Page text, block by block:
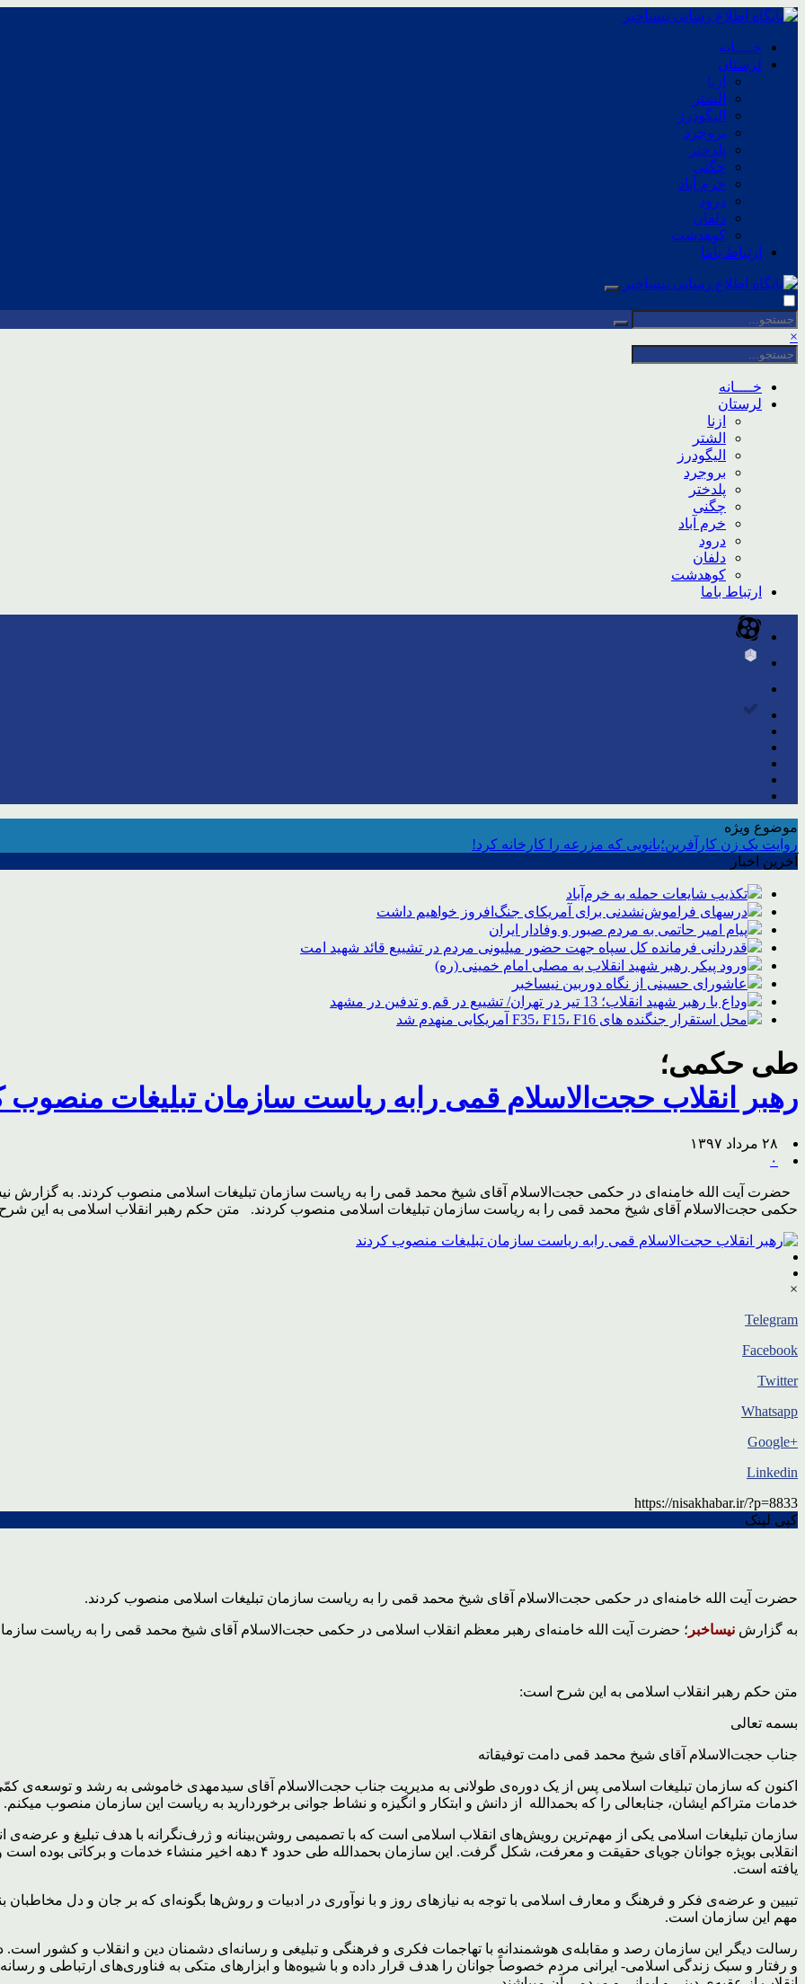
خــــانه
لرستان
ازنا
الشتر
الیگودرز
بروجرد
پلدختر
چگنی
خرم آباد
درود
دلفان
کوهدشت
ارتباط باما
×
خــــانه
لرستان
ازنا
الشتر
الیگودرز
بروجرد
پلدختر
چگنی
خرم آباد
درود
دلفان
کوهدشت
ارتباط باما
موضوع ویژه
روایت یک زن کارآفرین؛بانویی که مزرعه را کارخانه کرد!
آخرین اخبار
تکذیب شایعات حمله به خرم‌آباد
درسهای فراموش‌نشدنی برای آمریکای جنگ‌افروز خواهیم داشت
پیام امیر حاتمی به مردم صبور و وفادار ایران
قدردانی فرمانده کل سپاه جهت حضور میلیونی مردم در تشییع قائد شهید امت
ورود پیکر رهبر شهید انقلاب به مصلی امام خمینی (ره)
عاشورای حسینی از نگاه دوربین نیساخبر
وداع با رهبر شهید انقلاب؛ 13 تیر در تهران/ تشییع در قم و تدفین در مشهد
محل استقرار جنگنده های F35، F15، F16 آمریکایی منهدم شد
طی حکمی؛
رهبر انقلاب حجت‌الاسلام قمی رابه ریاست سازمان تبلیغات منصوب
۲۸ مرداد ۱۳۹۷
۰
حضرت آیت الله خامنه‌ای در حکمی حجت‌الاسلام آقای شیخ محمد قمی را به ریاست سازمان تبلیغات اسلامی منصوب کردند. به گزارش
حکمی حجت‌الاسلام آقای شیخ محمد قمی را به ریاست سازمان تبلیغات اسلامی منصوب کردند. متن حکم رهبر انقلاب اسلامی به این
×
Telegram
Facebook
Twitter
Whatsapp
+Google
Linkedin
https://nisakhabar.ir/?p=8833
کپی لینک
حضرت آیت الله خامنه‌ای در حکمی حجت‌الاسلام آقای شیخ محمد قمی را به ریاست سازمان تبلیغات اسلامی منصوب کردند.
به گزارش نیساخبر ؛ حضرت آیت الله خامنه‌ای رهبر معظم انقلاب اسلامی در حکمی حجت‌الاسلام آقای شیخ محمد قمی را به ریاست
متن حکم رهبر انقلاب اسلامی به این شرح است:
بسمه تعالی
جناب حجت‌الاسلام آقای شیخ محمد قمی دامت توفیقاته
اکنون که سازمان تبلیغات اسلامی پس از یک دوره‌ی طولانی به مدیریت جناب حجت‌الاسلام آقای سیدمهدی خاموشی به رشد و توسعه‌ی
خدمات متراکم ایشان، جنابعالی را که بحمدالله از دانش و ابتکار و انگیزه و نشاط جوانی برخوردارید به ریاست این سازمان منصوب میکنم.
سازمان تبلیغات اسلامی یکی از مهم‌ترین رویش‌های انقلاب اسلامی است که با تصمیمی روشن‌بینانه و ژرف‌نگرانه با هدف تبلیغ و عرضه‌ی
انقلابی بویژه جوانان جویای حقیقت و معرفت، شکل گرفت. این سازمان
یافته است.
تبیین و عرضه‌ی فکر و فرهنگ و معارف اسلامی با توجه به نیازهای روز و با نوآوری در ادبیات و روش‌ها بگونه‌ای که بر جان و دل مخاطبان
مهم این سازمان است.
رسالت دیگر این سازمان رصد و مقابله‌ی هوشمندانه با تهاجمات فکری و فرهنگی و تبلیغی و رسانه‌ای دشمنان دین و انقلاب و کشور
و رفتار و سبک زندگی اسلامی- ایرانی مردم خصوصاً جوانان را هدف قرار داده و با شیوه‌ها و ابزارهای متکی به فناوری‌های ارتباطی و